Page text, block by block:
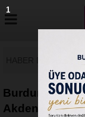
0
Burdur Kent
Akdeniz’de